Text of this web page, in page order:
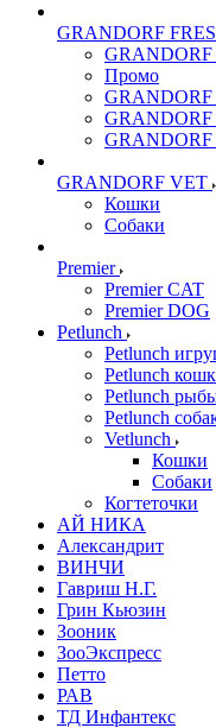
GRANDORF
Промо
GRANDORF
GRANDORF
GRANDORF
GRANDORF VET
Кошки
Собаки
Premier
Premier CAT
Premier DOG
Petlunch
Petlunch
Petlunch
Petlunch
Petlunch
Vetlunch
Кошки
Собаки
Когтеточки
АЙ НИКА
Александрит
ВИНЧИ
Гавриш Н.Г.
Грин Кьюзин
Зооник
ЗооЭкспресс
Петто
РАВ
ТД Инфантекс